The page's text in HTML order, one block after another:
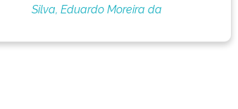
Silva, Eduardo Moreira da